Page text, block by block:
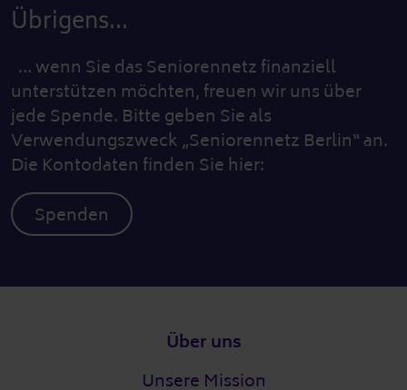
Übrigens...
… wenn Sie das Seniorennetz finanziell
unterstützen möchten, freuen wir uns über
jede Spende. Bitte geben Sie als
Verwendungszweck „Seniorennetz Berlin“ an.
Die Kontodaten finden Sie hier:
Spenden
Über uns
Unsere Mission